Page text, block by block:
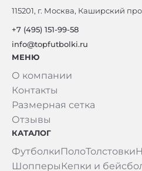
115201, г. Москва, Каширский
+7 (495) 151-99-58
info@topfutbolki.ru
МЕНЮ
О компании
Контакты
Размерная сетка
Отзывы
КАТАЛОГ
ФутболкиПолоТолстовки
Шопперы Кепки и